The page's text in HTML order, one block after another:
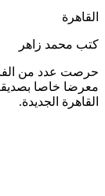
القاهرة
كتب محمد زاهر
حرصت عدد من
القاهرة الجديدة.